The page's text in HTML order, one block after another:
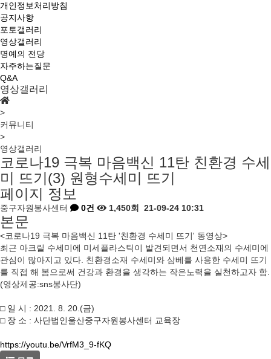
개인정보처리방침
공지사항
포토갤러리
영상갤러리
명예의 전당
자주하는질문
Q&A
영상갤러리
>
커뮤니티
>
영상갤러리
코로나19 극복 마음백신 11탄 친환경 수세
미 뜨기(3) 원형수세미 뜨기
페이지 정보
중구자원봉사센터 0건 1,450회 21-09-24 10:31
본문
<코로나19 극복 마음백신 11탄 '친환경 수세미 뜨기' 동영상>
최근 아크릴 수세미에 미세플라스틱이 발견되면서 천연소재의 수세미에
관심이 많아지고 있다. 친환경소재 수세미와 삼베를 사용한 수세미 뜨기
를 직접 해 봄으로써 건강과 환경을 생각하는 작은노력을 실천하고자 함.
(영상제공:sns봉사단)
□ 일 시 : 2021. 8. 20.(금)
□ 장 소 : 사단법인울산중구자원봉사센터 교육장
https://youtu.be/VrfM3_9-fKQ